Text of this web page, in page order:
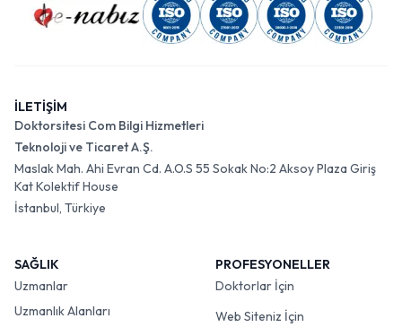
İLETİŞİM
Doktorsitesi Com Bilgi Hizmetleri
Teknoloji ve Ticaret A.Ş.
Maslak Mah. Ahi Evran Cd. A.O.S 55 Sokak No:2 Aksoy Plaza Giriş
Kat Kolektif House
İstanbul, Türkiye
SAĞLIK
Uzmanlar
Uzmanlık Alanları
PROFESYONELLER
Doktorlar İçin
Web Siteniz İçin